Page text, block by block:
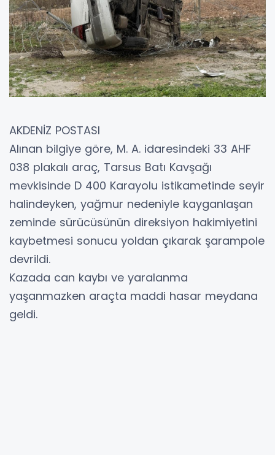
AKDENİZ POSTASI
Alınan bilgiye göre, M. A. idaresindeki 33 AHF
038 plakalı araç, Tarsus Batı Kavşağı
mevkisinde D 400 Karayolu istikametinde seyir
halindeyken, yağmur nedeniyle kayganlaşan
zeminde sürücüsünün direksiyon hakimiyetini
kaybetmesi sonucu yoldan çıkarak şarampole
devrildi.
Kazada can kaybı ve yaralanma
yaşanmazken araçta maddi hasar meydana
geldi.